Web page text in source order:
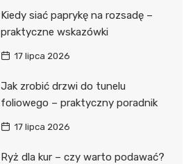
Kiedy siać paprykę na rozsadę –
praktyczne wskazówki
17 lipca 2026
Jak zrobić drzwi do tunelu
foliowego – praktyczny poradnik
17 lipca 2026
Ryż dla kur – czy warto podawać?